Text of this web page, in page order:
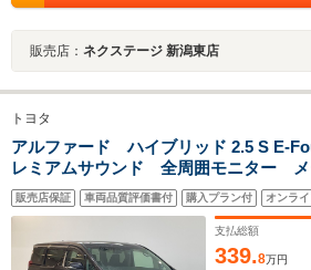
販売店： ネクステージ 新潟東店
トヨタ
アルファード ハイブリッド 2.5 S E-
レミアムサウンド 全周囲モニター メ
ンナビTV CD DVD BD Bluetooth
テレビ SDミュージックサーバー
ETC2.0 ドライブレコーダー 衝突被害
販売店保証 車両品質評価書付 購入プラン付 オンラ
支払総額
339.8万円